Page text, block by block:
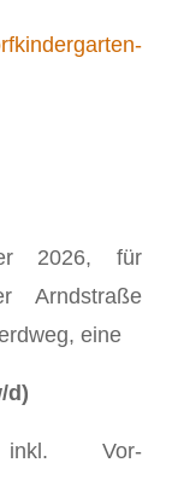
2026, für
Arndstraße
eine
d)
Vor-